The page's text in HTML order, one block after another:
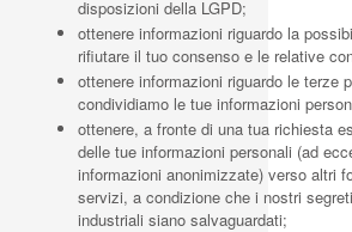
disposizioni della LGPD;
ottenere informazioni riguardo la
rifiutare il tuo consenso e le relative
ottenere informazioni riguardo le terze
condividiamo le tue informazioni
ottenere, a fronte di una tua richiesta
delle tue informazioni personali (ad
informazioni anonimizzate) verso altri
servizi, a condizione che i nostri
industriali siano salvaguardati;